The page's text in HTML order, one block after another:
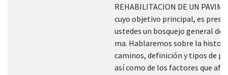
REHABILITACION DE UN
cuyo objetivo principal, es
ustedes un bosquejo general de
ma. Hablaremos sobre la
caminos, definición y tipos de
así como de los factores que